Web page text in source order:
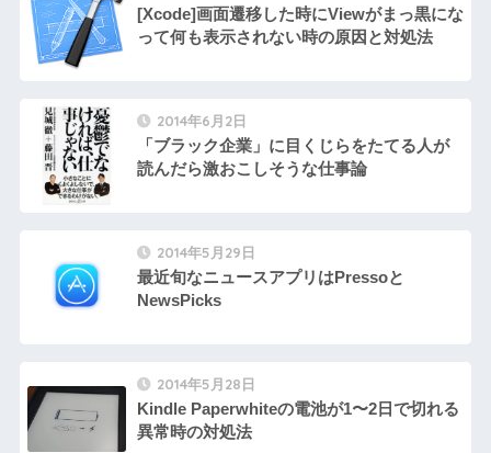
[Xcode]画面遷移した時にViewがまっ黒にな
って何も表示されない時の原因と対処法
2014年6月2日
「ブラック企業」に目くじらをたてる人が
読んだら激おこしそうな仕事論
2014年5月29日
最近旬なニュースアプリはPressoと
NewsPicks
2014年5月28日
Kindle Paperwhiteの電池が1〜2日で切れる
異常時の対処法